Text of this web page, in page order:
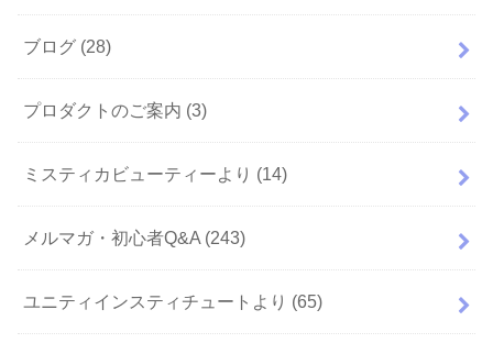
ブログ (28)
プロダクトのご案内 (3)
ミスティカビューティーより (14)
メルマガ・初心者Q&A (243)
ユニティインスティチュートより (65)